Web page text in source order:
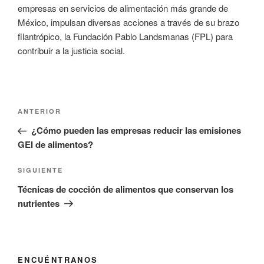
empresas en servicios de alimentación más grande de
México, impulsan diversas acciones a través de su brazo
filantrópico, la Fundación Pablo Landsmanas (FPL) para
contribuir a la justicia social.
Navegación
entradas
Entrada
anterior:
ANTERIOR
¿Cómo pueden las empresas reducir las emisiones
GEI de alimentos?
Siguiente
entrada
SIGUIENTE
Técnicas de cocción de alimentos que conservan los
nutrientes
ENCUÉNTRANOS